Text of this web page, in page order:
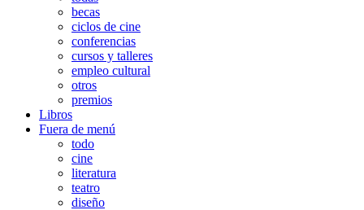
becas
ciclos de cine
conferencias
cursos y talleres
empleo cultural
otros
premios
Libros
Fuera de menú
todo
cine
literatura
teatro
diseño